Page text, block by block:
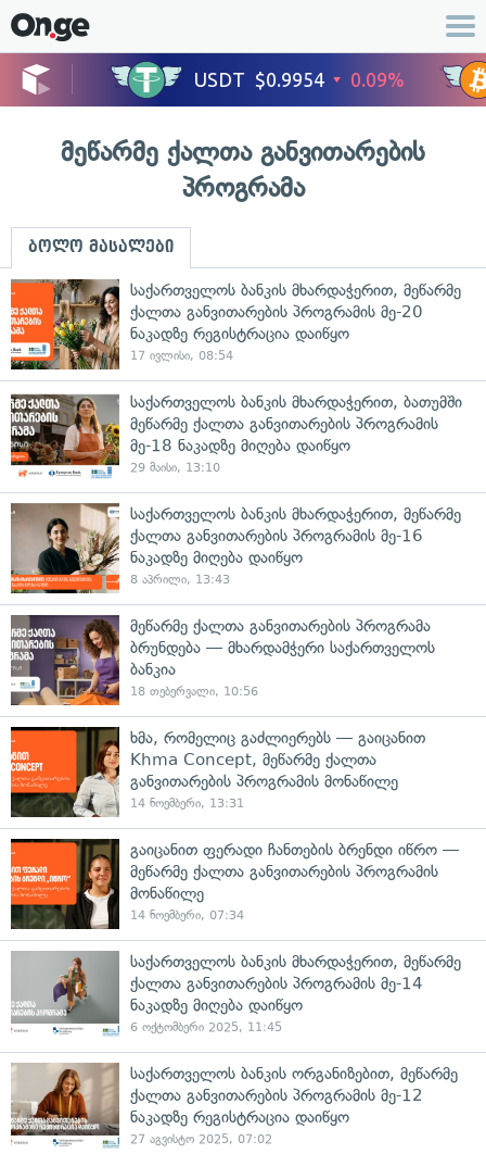
მეწარმე ქალთა განვითარების
პროგრამა
ბოლო მასალები
საქართველოს ბანკის მხარდაჭერით, მეწარმე
ქალთა განვითარების პროგრამის მე-20
ნაკადზე რეგისტრაცია დაიწყო
17 ივლისი, 08:54
საქართველოს ბანკის მხარდაჭერით, ბათუმში
მეწარმე ქალთა განვითარების პროგრამის
მე-18 ნაკადზე მიღება დაიწყო
29 მაისი, 13:10
საქართველოს ბანკის მხარდაჭერით, მეწარმე
ქალთა განვითარების პროგრამის მე-16
ნაკადზე მიღება დაიწყო
8 აპრილი, 13:43
მეწარმე ქალთა განვითარების პროგრამა
ბრუნდება — მხარდამჭერი საქართველოს
ბანკია
18 თებერვალი, 10:56
ხმა, რომელიც გაძლიერებს — გაიცანით
Khma Concept, მეწარმე ქალთა
განვითარების პროგრამის მონაწილე
14 ნოემბერი, 13:31
გაიცანით ფერადი ჩანთების ბრენდი იწრო —
მეწარმე ქალთა განვითარების პროგრამის
მონაწილე
14 ნოემბერი, 07:34
საქართველოს ბანკის მხარდაჭერით, მეწარმე
ქალთა განვითარების პროგრამის მე-14
ნაკადზე მიღება დაიწყო
6 ოქტომბერი 2025, 11:45
საქართველოს ბანკის ორგანიზებით, მეწარმე
ქალთა განვითარების პროგრამის მე-12
ნაკადზე რეგისტრაცია დაიწყო
27 აგვისტო 2025, 07:02